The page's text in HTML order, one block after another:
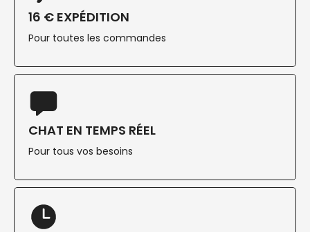
16 € EXPÉDITION
Pour toutes les commandes
CHAT EN TEMPS RÉEL
Pour tous vos besoins